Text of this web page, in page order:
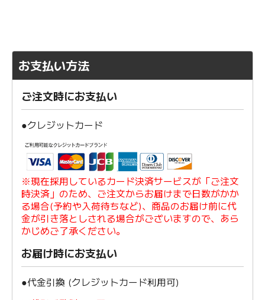
お支払い方法
ご注文時にお支払い
●クレジットカード
※現在採用しているカード決済サービスが「ご注文
時決済」のため、ご注文からお届けまで日数がかか
る場合(予約や入荷待ちなど)、商品のお届け前に代
金が引き落としされる場合がございますので、あら
かじめご了承ください。
お届け時にお支払い
●代金引換 (クレジットカード利用可)